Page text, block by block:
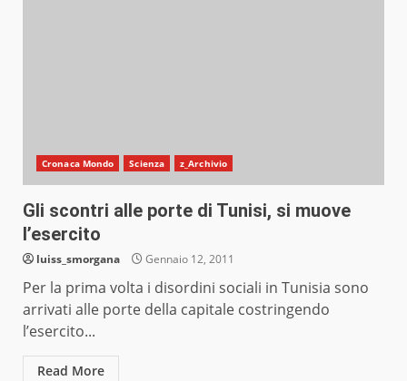
Cronaca Mondo Scienza z_Archivio
Gli scontri alle porte di Tunisi, si muove
l’esercito
luiss_smorgana Gennaio 12, 2011
Per la prima volta i disordini sociali in Tunisia sono
arrivati alle porte della capitale costringendo
l’esercito...
Read More